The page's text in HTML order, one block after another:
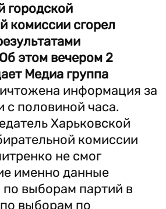
городской
комиссии сгорел
этом вечером 2
Медиа группа
информация за
с половиной часа.
Харьковской
комиссии
не смог
именно данные
выборам партий в
выборам по